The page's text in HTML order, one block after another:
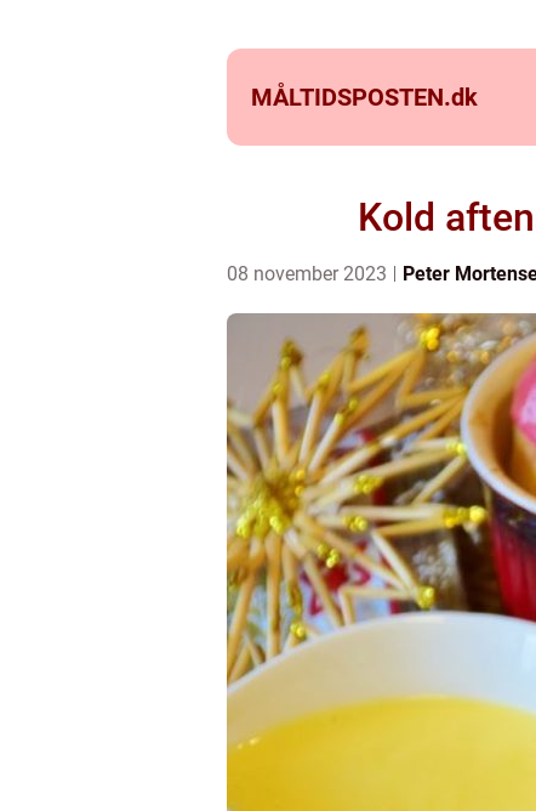
MÅLTIDSPOSTEN.dk
Kold
08 november 2023 Peter